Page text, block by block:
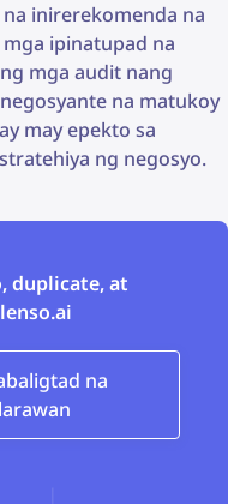
inirerekomenda na
ipinatupad na
mga audit nang
na matukoy
may epekto sa
ng negosyo.
duplicate, at
na